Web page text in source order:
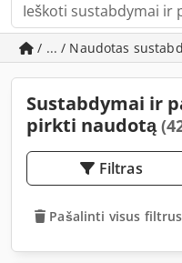
/ ... / Naudotas
Sustabdymai ir
pirkti naudotą
Filtras
Pašalinti visus filtrus